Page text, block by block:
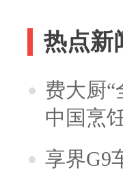
热点新
费大厨
中国烹
享界G9